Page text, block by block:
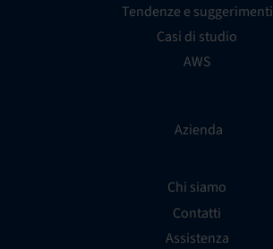
Tendenze e suggerimenti
Casi di studio
AWS
Azienda
Chi siamo
Contatti
Assistenza